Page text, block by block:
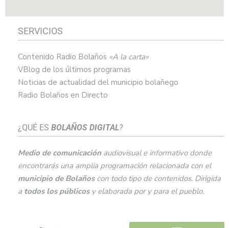
SERVICIOS
Contenido Radio Bolaños «A la carta»
VBlog de los últimos programas
Noticias de actualidad del municipio bolañego
Radio Bolaños en Directo
¿QUÉ ES BOLAÑOS DIGITAL?
Medio de comunicación audiovisual e informativo donde
encontrarás una amplia programación relacionada con el
municipio de Bolaños con todo tipo de contenidos. Dirigida
a todos los públicosy elaborada por y para el pueblo.